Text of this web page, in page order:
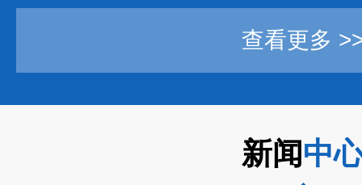
查看更多
新闻中